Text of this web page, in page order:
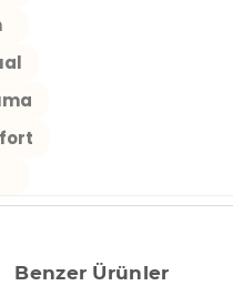
Benzer Ürünler